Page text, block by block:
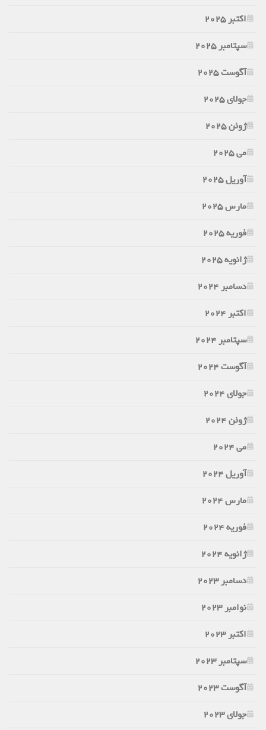
اکتبر 2025
سپتامبر 2025
آگوست 2025
جولای 2025
ژوئن 2025
می 2025
آوریل 2025
مارس 2025
فوریه 2025
ژانویه 2025
دسامبر 2024
اکتبر 2024
سپتامبر 2024
آگوست 2024
جولای 2024
ژوئن 2024
می 2024
آوریل 2024
مارس 2024
فوریه 2024
ژانویه 2024
دسامبر 2023
نوامبر 2023
اکتبر 2023
سپتامبر 2023
آگوست 2023
جولای 2023